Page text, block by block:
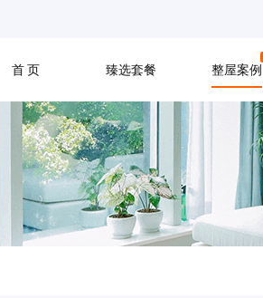
J 济南
S 上海
武汉
首 页 臻选套餐 整屋案例
收房
设计
预算
合同
材料